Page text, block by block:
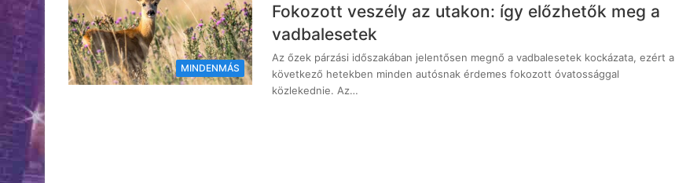
MINDENMÁS
Fokozott veszély az utakon: így előzhetők meg a
vadbalesetek
Az őzek párzási időszakában jelentősen megnő a vadbalesetek kockázata, ezért a
következő hetekben minden autósnak érdemes fokozott óvatossággal
közlekednie. Az…